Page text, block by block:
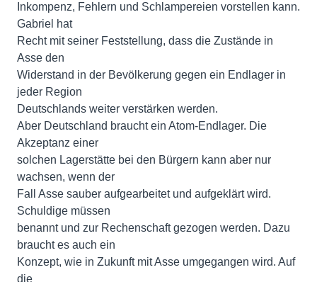
Inkompenz, Fehlern und Schlampereien vorstellen kann.
Gabriel hat
Recht mit seiner Feststellung, dass die Zustände in
Asse den
Widerstand in der Bevölkerung gegen ein Endlager in
jeder Region
Deutschlands weiter verstärken werden.
Aber Deutschland braucht ein Atom-Endlager. Die
Akzeptanz einer
solchen Lagerstätte bei den Bürgern kann aber nur
wachsen, wenn der
Fall Asse sauber aufgearbeitet und aufgeklärt wird.
Schuldige müssen
benannt und zur Rechenschaft gezogen werden. Dazu
braucht es auch ein
Konzept, wie in Zukunft mit Asse umgegangen wird. Auf
die